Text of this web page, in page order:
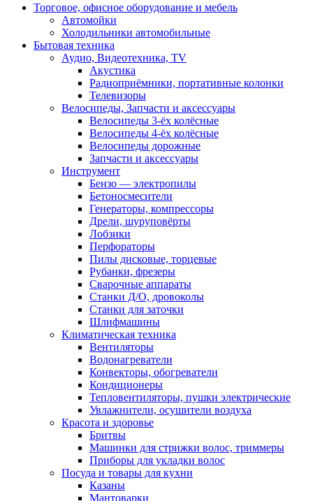
Торговое, офисное оборудование и мебель
Автомойки
Холодильники автомобильные
Бытовая техника
Аудио, Видеотехника, TV
Акустика
Радиоприёмники, портативные колонки
Телевизоры
Велосипеды, Запчасти и аксессуары
Велосипеды 3-ёх колёсные
Велосипеды 4-ёх колёсные
Велосипеды дорожные
Запчасти и аксессуары
Инструмент
Бензо — электропилы
Бетоносмесители
Генераторы, компрессоры
Дрели, шуруповёрты
Лобзики
Перфораторы
Пилы дисковые, торцевые
Рубанки, фрезеры
Сварочные аппараты
Станки Д/О, дровоколы
Станки для заточки
Шлифмашины
Климатическая техника
Вентиляторы
Водонагреватели
Конвекторы, обогреватели
Кондиционеры
Тепловентиляторы, пушки электрические
Увлажнители, осушители воздуха
Красота и здоровье
Бритвы
Машинки для стрижки волос, триммеры
Приборы для укладки волос
Посуда и товары для кухни
Казаны
Мантоварки